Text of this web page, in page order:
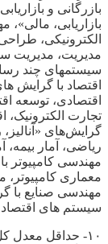
بازرگانی و
بازاریابی،
الکترونیکی،
مدیریت، مدیریت
سیستمهای چند
اقتصاد با گرایش
اقتصادی، توسعه
تجارت الکترونیک،
گرایش‌های
ریاضی، آمار بیمه،
مهندسی کامپیوتر
معماری کامپیوتر،
مهندسی صنایع با
سیستم های
۱۰- حداقل معدل